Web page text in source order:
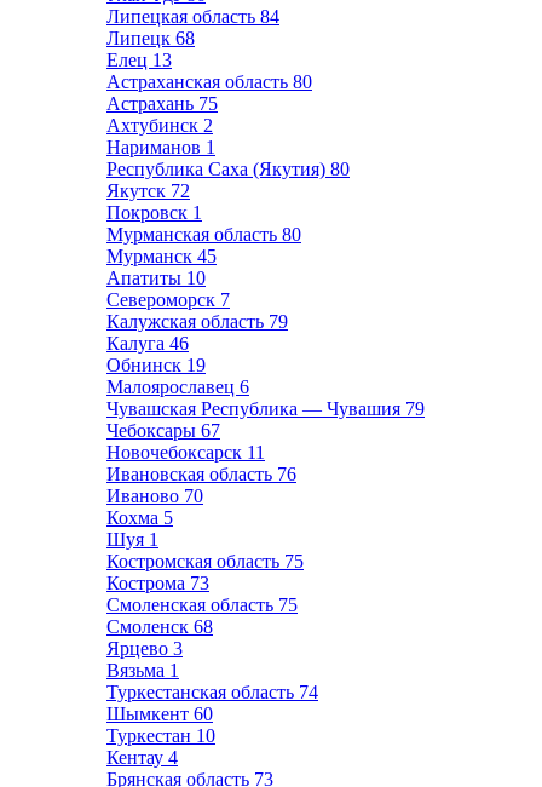
Липецкая область 84
Липецк 68
Елец 13
Астраханская область 80
Астрахань 75
Ахтубинск 2
Нариманов 1
Республика Саха (Якутия) 80
Якутск 72
Покровск 1
Мурманская область 80
Мурманск 45
Апатиты 10
Североморск 7
Калужская область 79
Калуга 46
Обнинск 19
Малоярославец 6
Чувашская Республика — Чувашия 79
Чебоксары 67
Новочебоксарск 11
Ивановская область 76
Иваново 70
Кохма 5
Шуя 1
Костромская область 75
Кострома 73
Смоленская область 75
Смоленск 68
Ярцево 3
Вязьма 1
Туркестанская область 74
Шымкент 60
Туркестан 10
Кентау 4
Брянская область 73